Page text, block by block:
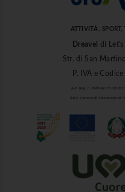
ATTIVITÀ ,
Dreavel
di
Str. di San
P. IVA e
Aut. Reg. n. 1849 del 27/03/
R.E.A. Camera di Commercio di